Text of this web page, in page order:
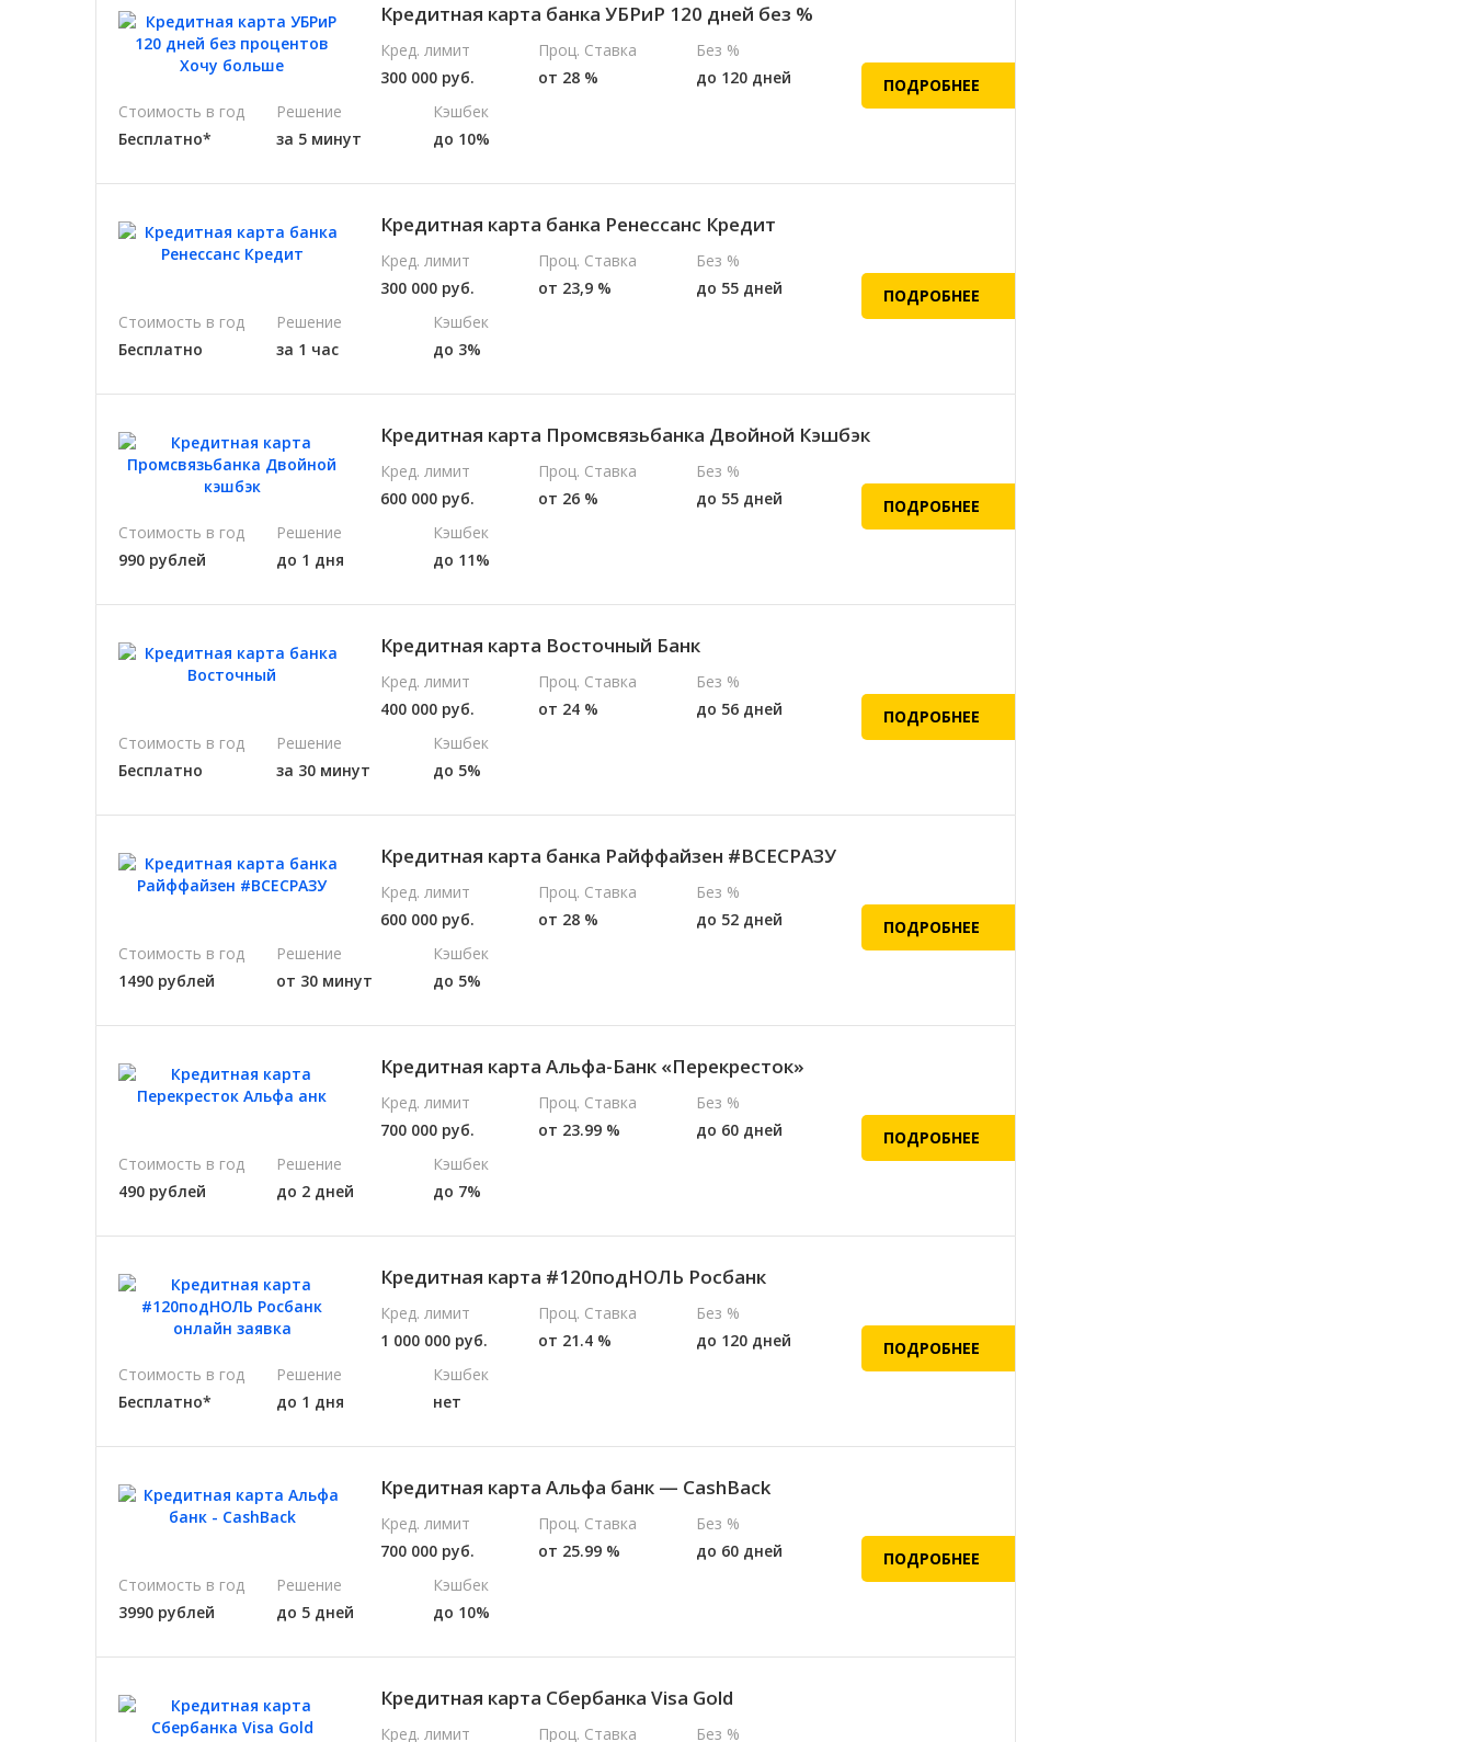
Кредитная карта банка УБРиР 120 дней без %
Кред. лимит
300 000 руб.
Проц. Ставка
от 28 %
Без %
до 120 дней
Стоимость в год
Бесплатно*
Решение
за 5 минут
Кэшбек
до 10%
ПОДРОБНЕЕ
Кредитная карта банка Ренессанс Кредит
Кред. лимит
300 000 руб.
Проц. Ставка
от 23,9 %
Без %
до 55 дней
Стоимость в год
Бесплатно
Решение
за 1 час
Кэшбек
до 3%
ПОДРОБНЕЕ
Кредитная карта Промсвязьбанка Двойной Кэшбэк
Кред. лимит
600 000 руб.
Проц. Ставка
от 26 %
Без %
до 55 дней
Стоимость в год
990 рублей
Решение
до 1 дня
Кэшбек
до 11%
ПОДРОБНЕЕ
Кредитная карта Восточный Банк
Кред. лимит
400 000 руб.
Проц. Ставка
от 24 %
Без %
до 56 дней
Стоимость в год
Бесплатно
Решение
за 30 минут
Кэшбек
до 5%
ПОДРОБНЕЕ
Кредитная карта банка Райффайзен #ВСЕСРАЗУ
Кред. лимит
600 000 руб.
Проц. Ставка
от 28 %
Без %
до 52 дней
Стоимость в год
1490 рублей
Решение
от 30 минут
Кэшбек
до 5%
ПОДРОБНЕЕ
Кредитная карта Альфа-Банк «Перекресток»
Кред. лимит
700 000 руб.
Проц. Ставка
от 23.99 %
Без %
до 60 дней
Стоимость в год
490 рублей
Решение
до 2 дней
Кэшбек
до 7%
ПОДРОБНЕЕ
Кредитная карта #120подНОЛЬ Росбанк
Кред. лимит
1 000 000 руб.
Проц. Ставка
от 21.4 %
Без %
до 120 дней
Стоимость в год
Бесплатно*
Решение
до 1 дня
Кэшбек
нет
ПОДРОБНЕЕ
Кредитная карта Альфа банк — CashBack
Кред. лимит
700 000 руб.
Проц. Ставка
от 25.99 %
Без %
до 60 дней
Стоимость в год
3990 рублей
Решение
до 5 дней
Кэшбек
до 10%
ПОДРОБНЕЕ
Кредитная карта Сбербанка Visa Gold
Кред. лимит Проц. Ставка Без %